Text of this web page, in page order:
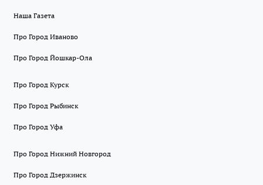
Наша Газета
Про Город Иваново
Про Город Йошкар-Ола
Про Город Курск
Про Город Рыбинск
Про Город Уфа
Про Город Нижний Новгород
Про Город Дзержинск